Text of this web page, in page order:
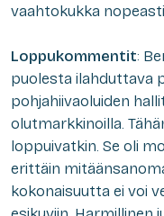
vaahtokukka
Loppukommentit:
puolesta ilahduttava
pohjahiivaoluiden
olutmarkkinoilla.
loppuivatkin. Se oli
erittäin
kokonaisuutta ei voi